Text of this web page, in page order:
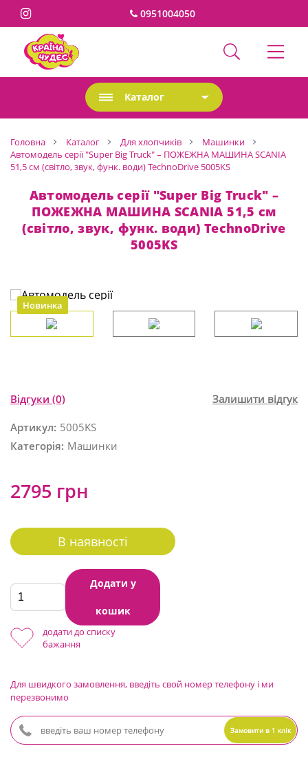
0951004050
Каталог
Головна Каталог Для хлопчиків
Машинки
Автомодель серії "Super Big Truck" – ПОЖЕЖНА МАШИНА SCANIA
51,5 см (світло, звук, функ. води) TechnoDrive 5005KS
Автомодель серії "Super Big Truck" –
ПОЖЕЖНА МАШИНА SCANIA 51,5 см
(світло, звук, функ. води) TechnoDrive
5005KS
Новинка
Відгуки (0) Залишити відгук
Артикул: 5005KS
Категорія: Машинки
2795 грн
В наявності
Додати у
кошик
додати до списку
бажання
Для швидкого замовлення, введіть свой номер телефону і ми
перезвонимо
Замовити в 1 клік